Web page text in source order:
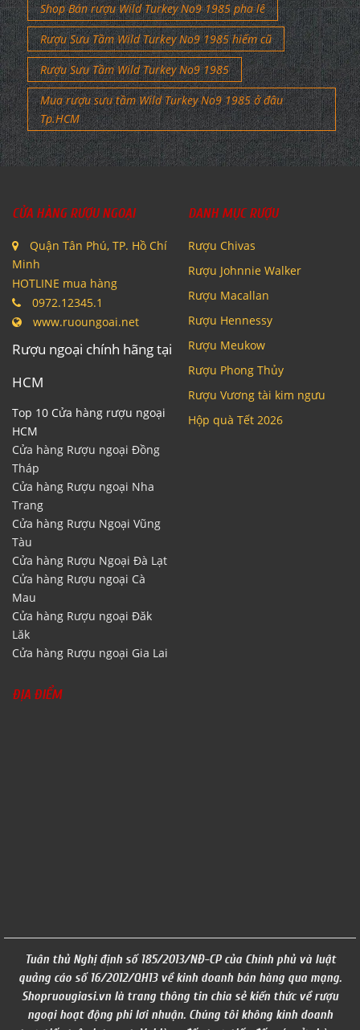
Shop Bán rượu Wild Turkey No9 1985 pha lê
Rượu Sưu Tầm Wild Turkey No9 1985 hiếm cũ
Rượu Sưu Tầm Wild Turkey No9 1985
Mua rượu sưu tầm Wild Turkey No9 1985 ở đâu
Tp.HCM
CỬA HÀNG RƯỢU NGOẠI
Quận Tân Phú, TP. Hồ Chí
Minh
HOTLINE mua hàng
0972.12345.1
www.ruoungoai.net
Rượu ngoại chính hãng tại
HCM
Top 10 Cửa hàng rượu ngoại
HCM
Cửa hàng Rượu ngoại Đồng
Tháp
Cửa hàng Rượu ngoại Nha
Trang
Cửa hàng Rượu Ngoại Vũng
Tàu
Cửa hàng Rượu Ngoại Đà Lạt
Cửa hàng Rượu ngoại Cà
Mau
Cửa hàng Rượu ngoại Đăk
Lăk
Cửa hàng Rượu ngoại Gia Lai
DANH MỤC RƯỢU
Rượu Chivas
Rượu Johnnie Walker
Rượu Macallan
Rượu Hennessy
Rượu Meukow
Rượu Phong Thủy
Rượu Vương tài kim ngưu
Hộp quà Tết 2026
ĐỊA ĐIỂM
Tuân thủ Nghị định số 185/2013/NĐ-CP của Chính phủ và luật
quảng cáo số 16/2012/QH13 về kinh doanh bán hàng qua mạng.
Shopruougiasi.vn là trang thông tin chia sẻ kiến thức về rượu
ngoại hoạt động phi lơi nhuận. Chúng tôi không kinh doanh